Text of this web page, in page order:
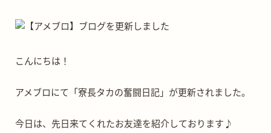
こんにちは！
アメブロにて「寮長タカの奮闘日記」が更新されました。
今日は、先日来てくれたお友達を紹介しております♪